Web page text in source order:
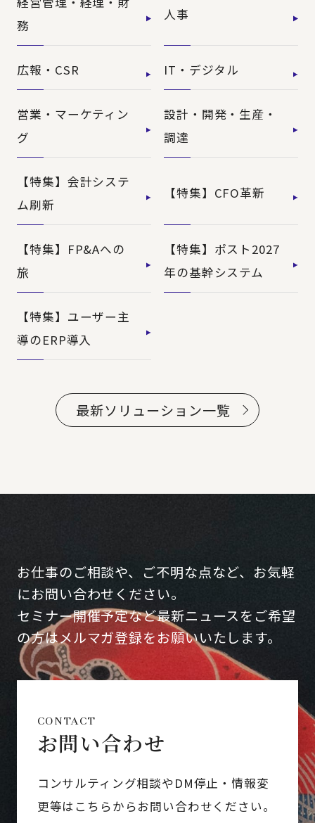
務
人事
広報・CSR IT・デジタル
営業・マーケティン
グ
設計・開発・生産・
調達
【特集】会計システ
ム刷新
【特集】CFO革新
【特集】FP&Aへの
旅
【特集】ポスト2027
年の基幹システム
【特集】ユーザー主
導のERP導入
最新ソリューション一覧
お仕事のご相談や、ご不明な点など、お気軽
にお問い合わせください。
セミナー開催予定など最新ニュースをご希望
の方はメルマガ登録をお願いいたします。
CONTACT
お問い合わせ
コンサルティング相談やDM停止・情報変
更等はこちらからお問い合わせください。